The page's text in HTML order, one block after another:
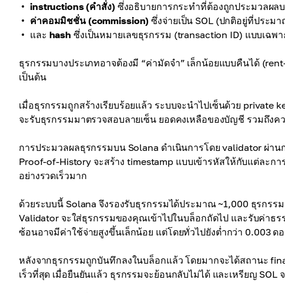
instructions (คำสั่ง)ซึ่งอธิบายการกระทำที่ต้องถูกประมวลผล
ค่าคอมมิชชั่น (commission) ซึ่งจ่ายเป็น SOL (ปกติอยู่ที่ประม
และ hash ซึ่งเป็นหมายเลขธุรกรรม (transaction ID) แบบเฉ
ธุรกรรมบางประเภทอาจต้องมี “ค่ามัดจำ” เล็กน้อยแบบคืนได้
เป็นต้น
เมื่อธุรกรรมถูกสร้างเรียบร้อยแล้ว ระบบจะนำไปเซ็นด้วย private
จะรับธุรกรรมมาตรวจสอบลายเซ็น ยอดคงเหลือของบัญชี รวมถึง
การประมวลผลธุรกรรมบน Solana ดำเนินการโดย validator ผ่าน
Proof-of-History จะสร้าง timestamp แบบเข้ารหัสให้กับแต่ละ
อย่างรวดเร็วมาก
ด้วยระบบนี้ Solana จึงรองรับธุรกรรมได้ประมาณ ~1,000 ธุรกร
Validator จะใส่ธุรกรรมของคุณเข้าไปในบล็อกถัดไป และรับค่าธ
ซ้อนอาจมีค่าใช้จ่ายสูงขึ้นเล็กน้อย แต่โดยทั่วไปยังต่ำกว่า 0.003 ด
หลังจากธุรกรรมถูกบันทึกลงในบล็อกแล้ว โดยมากจะได้สถานะ
เร็วที่สุด เมื่อยืนยันแล้ว ธุรกรรมจะย้อนกลับไม่ได้ และเหรียญ SOL